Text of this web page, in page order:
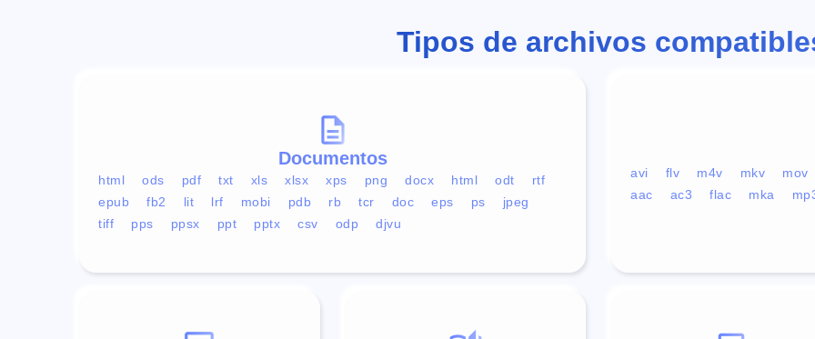
Tipos de archivos
Documentos
html ods pdf txt xls xlsx xps png docx html odt
rtf
epub
fb2 lit lrf mobi pdb rb tcr doc eps ps
jpeg
tiff
pps ppsx ppt pptx csv odp djvu
avi flv m4v mkv
mov
aac
ac3 flac mka